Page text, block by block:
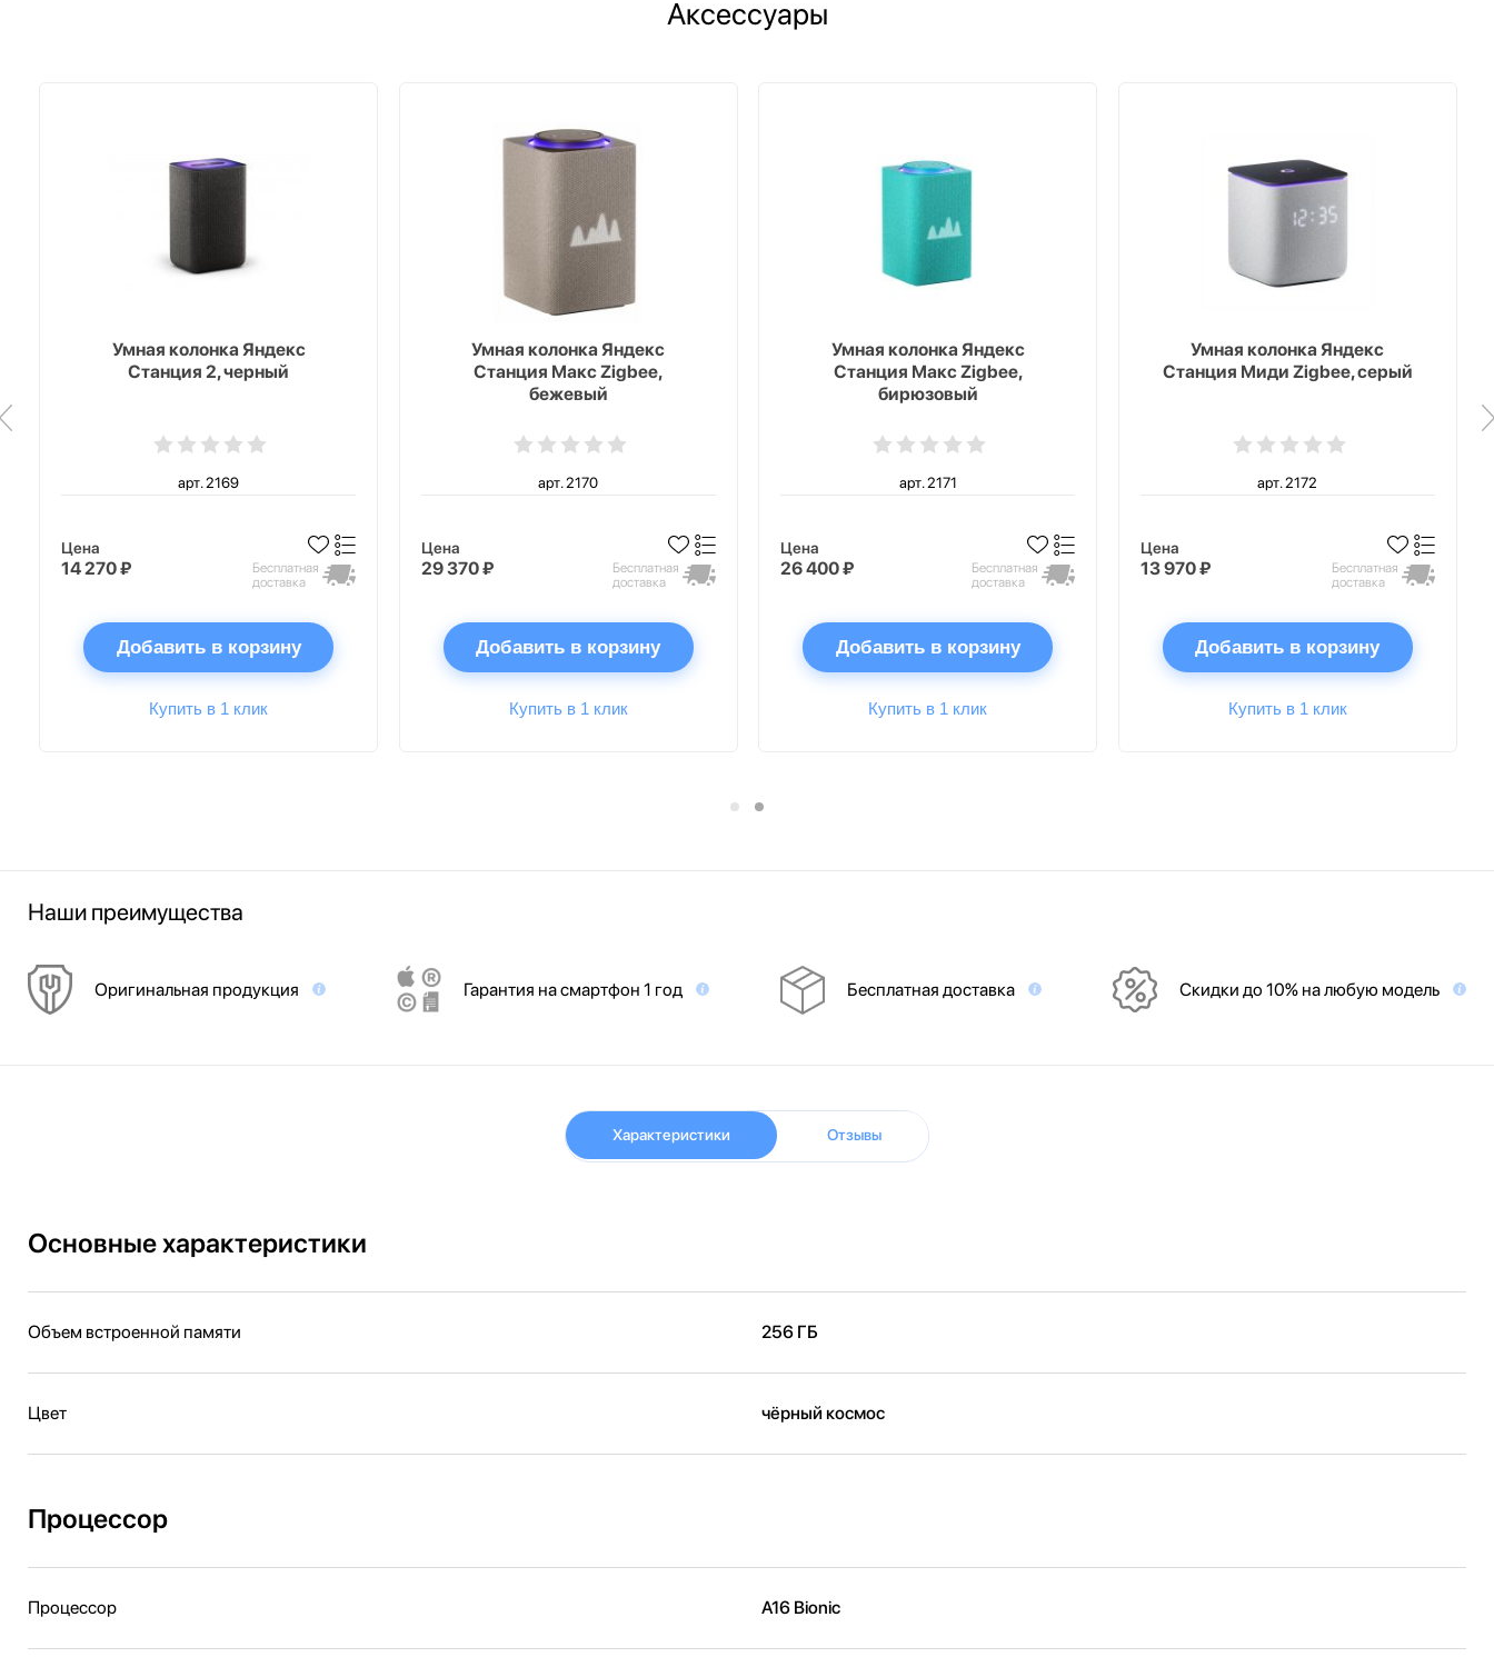
Аксессуары
Умная колонка Яндекс
Станция 2, черный
арт. 2169
Цена
14 270 ₽
Бесплатная
доставка
Добавить в корзину
Купить в 1 клик
Умная колонка Яндекс
Станция Макс Zigbee,
бежевый
арт. 2170
Цена
29 370 ₽
Бесплатная
доставка
Добавить в корзину
Купить в 1 клик
Умная колонка Яндекс
Станция Макс Zigbee,
бирюзовый
арт. 2171
Цена
26 400 ₽
Бесплатная
доставка
Добавить в корзину
Купить в 1 клик
Умная колонка Яндекс
Станция Миди Zigbee, серый
арт. 2172
Цена
13 970 ₽
Бесплатная
доставка
Добавить в корзину
Купить в 1 клик
Наши преимущества
Оригинальная продукция Гарантия на смартфон 1 год Бесплатная доставка Скидки до 10% на любую модель
Характеристики Отзывы
Основные характеристики
Объем встроенной памяти 256 ГБ
Цвет чёрный космос
Процессор
Процессор A16 Bionic